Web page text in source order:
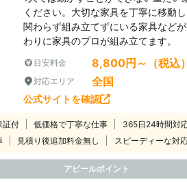
ください。大切な家具を丁寧に移動
関わらず組み立てずにいる家具など
わりに家具のプロが組み立てます。
目安料金 8,800円～（税込）
対応エリア 全国
公式サイトを確認
証付 低価格で丁寧な仕事 365日24時間対
見積り後追加料金無し スピーディーな対
アピールポイント